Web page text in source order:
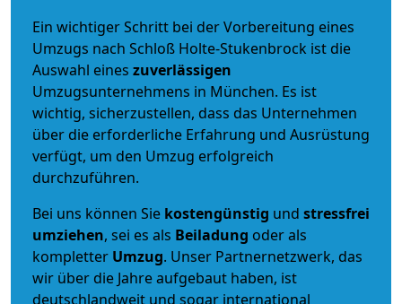
Ein wichtiger Schritt bei der Vorbereitung eines
Umzugs nach Schloß Holte-Stukenbrock ist die
Auswahl eines zuverlässigen
Umzugsunternehmens in München. Es ist
wichtig, sicherzustellen, dass das Unternehmen
über die erforderliche Erfahrung und Ausrüstung
verfügt, um den Umzug erfolgreich
durchzuführen.
Bei uns können Sie kostengünstig und stressfrei
umziehen, sei es als Beiladung oder als
kompletter Umzug. Unser Partnernetzwerk, das
wir über die Jahre aufgebaut haben, ist
deutschlandweit und sogar international